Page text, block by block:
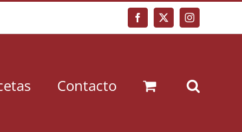
Facebook
X Instagram
Contacto